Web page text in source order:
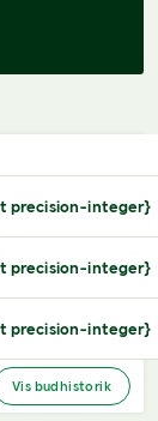
precision-integer}
precision-integer}
precision-integer}
Vis budhistorik